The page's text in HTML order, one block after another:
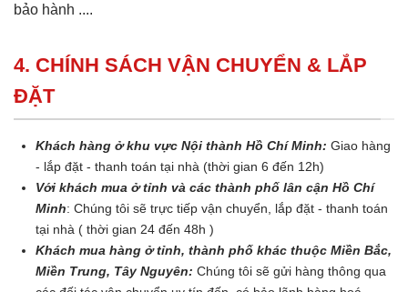
bảo hành ....
4. CHÍNH SÁCH VẬN CHUYỂN & LẮP
ĐẶT
Khách hàng ở khu vực Nội thành Hồ Chí Minh: Giao hàng
- lắp đặt - thanh toán tại nhà (thời gian 6 đến 12h)
Với khách mua ở tỉnh và các thành phố lân cận Hồ Chí
Minh: Chúng tôi sẽ trực tiếp vận chuyển, lắp đặt - thanh toán
tại nhà ( thời gian 24 đến 48h )
Khách mua hàng ở tỉnh, thành phố khác thuộc Miền Bắc,
Miền Trung, Tây Nguyên: Chúng tôi sẽ gửi hàng thông qua